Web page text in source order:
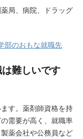
局、病院、ドラッグ
部のおもな就職先
難しいです
す。薬剤師資格を持
需要が高く、就職率
薬会社や公務員など